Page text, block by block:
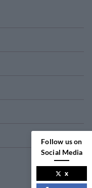
Follow us on
Social Media
x